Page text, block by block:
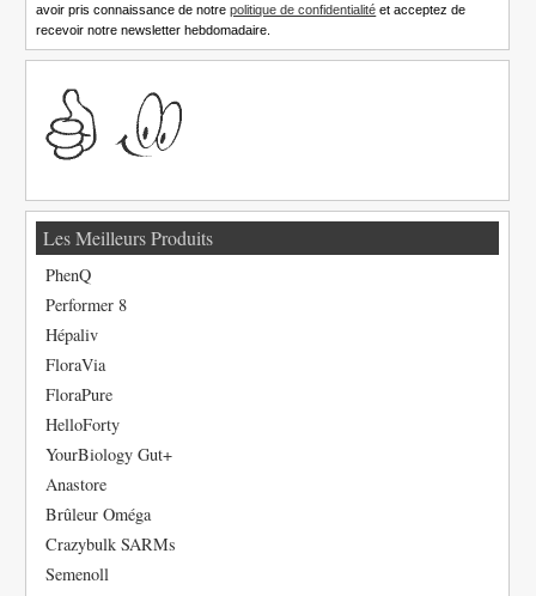
avoir pris connaissance de notrepolitique de confidentialité et acceptez de
recevoir notre newsletter hebdomadaire.
Les Meilleurs Produits
PhenQ
Performer 8
Hépaliv
FloraVia
FloraPure
HelloForty
YourBiology Gut+
Anastore
Brûleur Oméga
Crazybulk SARMs
Semenoll